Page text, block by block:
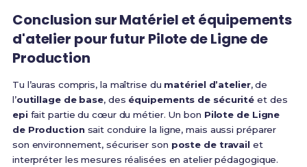
Conclusion sur Matériel et équipements
d'atelier pour futur Pilote de Ligne de
Production
Tu l’auras compris, la maîtrise du matériel d’atelier, de
l’outillage de base, des équipements de sécurité et des
epifait partie du cœur du métier. Un bon Pilote de Ligne
de Productionsait conduire la ligne, mais aussi préparer
son environnement, sécuriser son poste de travail et
interpréter les mesures réalisées en atelier pédagogique.